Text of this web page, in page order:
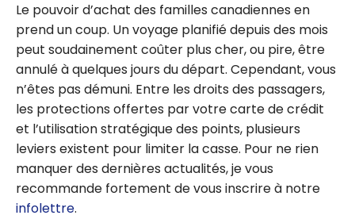
Le pouvoir d’achat des familles canadiennes en
prend un coup. Un voyage planifié depuis des mois
peut soudainement coûter plus cher, ou pire, être
annulé à quelques jours du départ. Cependant, vous
n’êtes pas démuni. Entre les droits des passagers,
les protections offertes par votre carte de crédit
et l’utilisation stratégique des points, plusieurs
leviers existent pour limiter la casse. Pour ne rien
manquer des dernières actualités, je vous
recommande fortement de vous inscrire à notre
infolettre.